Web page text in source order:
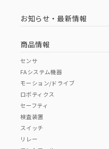
お知らせ・最新情報
商品情報
センサ
FAシステム機器
モーション/ドライブ
ロボティクス
セーフティ
検査装置
スイッチ
リレー